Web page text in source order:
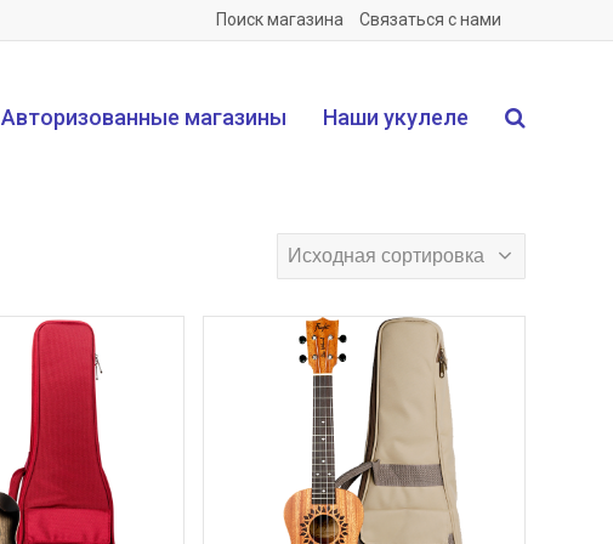
Поиск магазина Связаться с нами
Авторизованные магазины Наши укулеле